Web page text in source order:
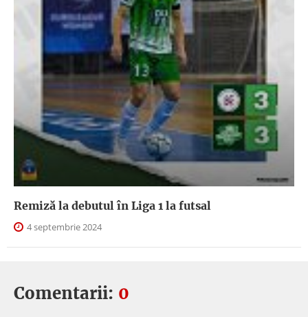
Remiză la debutul în Liga 1 la futsal
4 septembrie 2024
Comentarii: 0